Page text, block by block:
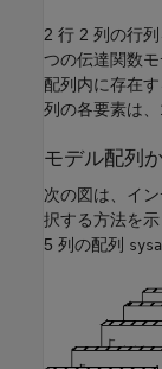
2 行 2 列の行
つの伝達関数
配列内に存在
列の各要素は
モデル配列
次の図は、イ
択する方法を
5 列の配列
sysa